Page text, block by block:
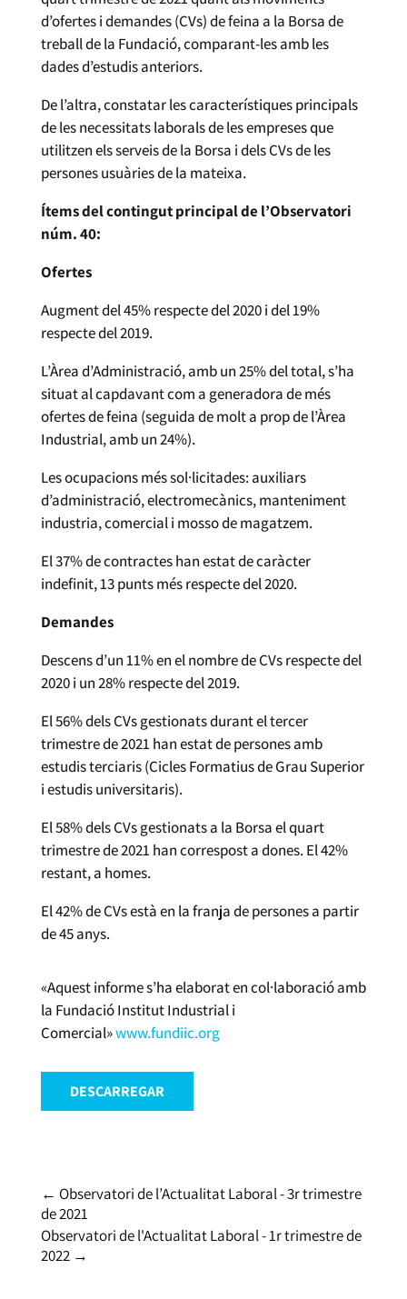
d’ofertes i demandes (CVs) de feina a la Borsa de
treball de la Fundació, comparant-les amb les
dades d’estudis anteriors.
De l’altra, constatar les característiques principals
de les necessitats laborals de les empreses que
utilitzen els serveis de la Borsa i dels CVs de les
persones usuàries de la mateixa.
Ítems del contingut principal de l’Observatori
núm. 40:
Ofertes
Augment del 45% respecte del 2020 i del 19%
respecte del 2019.
L’Àrea d’Administració, amb un 25% del total, s’ha
situat al capdavant com a generadora de més
ofertes de feina (seguida de molt a prop de l’Àrea
Industrial, amb un 24%).
Les ocupacions més sol·licitades: auxiliars
d’administració, electromecànics, manteniment
industria, comercial i mosso de magatzem.
El 37% de contractes han estat de caràcter
indefinit, 13 punts més respecte del 2020.
Demandes
Descens d’un 11% en el nombre de CVs respecte del
2020 i un 28% respecte del 2019.
El 56% dels CVs gestionats durant el tercer
trimestre de 2021 han estat de persones amb
estudis terciaris (Cicles Formatius de Grau Superior
i estudis universitaris).
El 58% dels CVs gestionats a la Borsa el quart
trimestre de 2021 han correspost a dones. El 42%
restant, a homes.
El 42% de CVs està en la franja de persones a partir
de 45 anys.
«Aquest informe s’ha elaborat en col·laboració amb
la Fundació Institut Industrial i
Comercial»www.fundiic.org
DESCARREGAR
← Observatori de l’Actualitat Laboral - 3r trimestre
de 2021
Observatori de l'Actualitat Laboral - 1r trimestre de
2022→